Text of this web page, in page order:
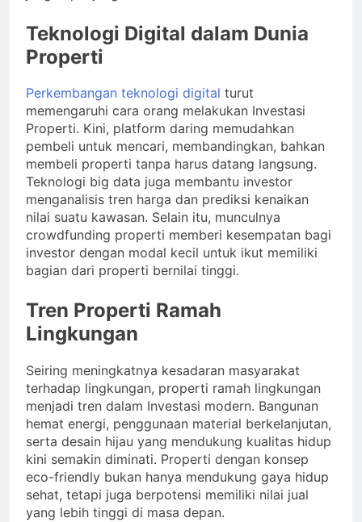
Teknologi Digital dalam Dunia
Properti
Perkembangan teknologi digital turut
memengaruhi cara orang melakukan Investasi
Properti. Kini, platform daring memudahkan
pembeli untuk mencari, membandingkan, bahkan
membeli properti tanpa harus datang langsung.
Teknologi big data juga membantu investor
menganalisis tren harga dan prediksi kenaikan
nilai suatu kawasan. Selain itu, munculnya
crowdfunding properti memberi kesempatan bagi
investor dengan modal kecil untuk ikut memiliki
bagian dari properti bernilai tinggi.
Tren Properti Ramah
Lingkungan
Seiring meningkatnya kesadaran masyarakat
terhadap lingkungan, properti ramah lingkungan
menjadi tren dalam Investasi modern. Bangunan
hemat energi, penggunaan material berkelanjutan,
serta desain hijau yang mendukung kualitas hidup
kini semakin diminati. Properti dengan konsep
eco-friendly bukan hanya mendukung gaya hidup
sehat, tetapi juga berpotensi memiliki nilai jual
yang lebih tinggi di masa depan.